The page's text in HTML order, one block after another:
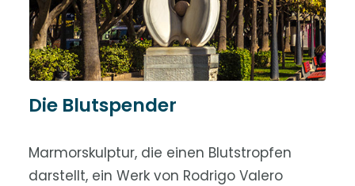
Die Blutspender
Marmorskulptur, die einen Blutstropfen
darstellt, ein Werk von Rodrigo Valero